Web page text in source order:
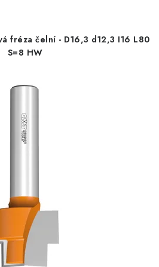
fréza čelní - D16,3 d12,3 I16 L80
S=8 HW